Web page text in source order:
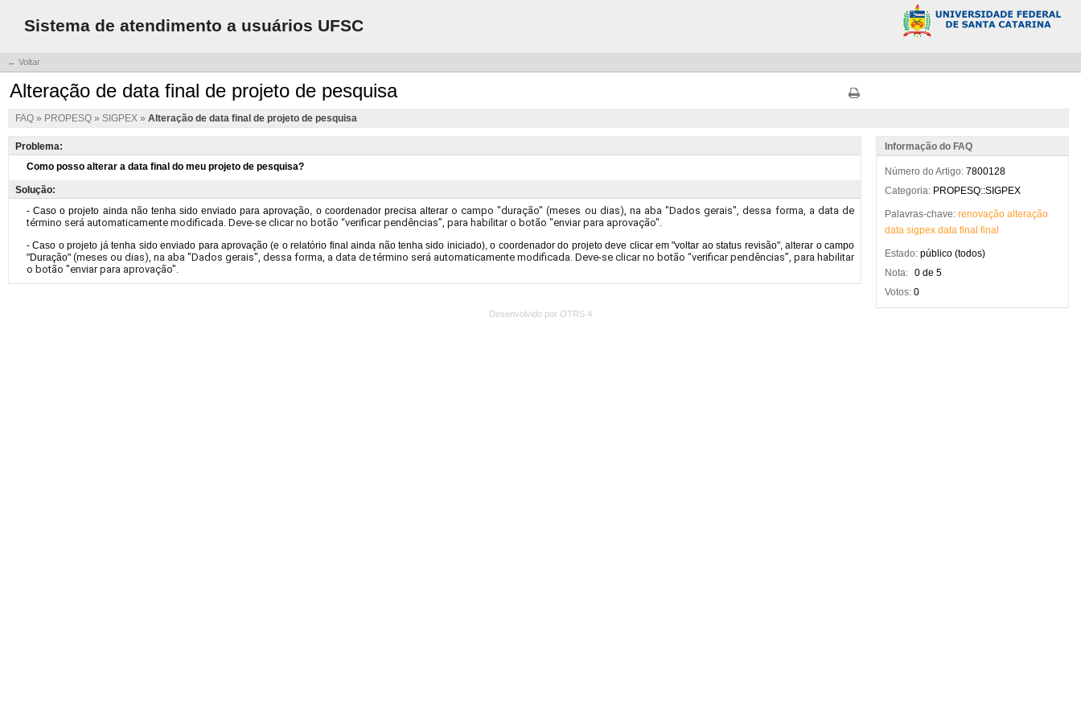
Sistema de atendimento a usuários UFSC
← Voltar
Alteração de data final de projeto de pesquisa
FAQ » PROPESQ » SIGPEX » Alteração de data final de projeto de pesquisa
Problema:
Solução:
Informação do FAQ
Número do Artigo: 7800128
Categoria: PROPESQ::SIGPEX
Palavras-chave: renovação alteração
data sigpex data final final
Estado: público (todos)
Nota: 0 de 5
Votos: 0
Desenvolvido por OTRS 4